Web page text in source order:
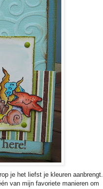
je het liefst je kleuren aanbrengt.
van mijn favoriete manieren om